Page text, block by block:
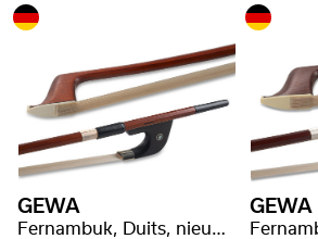
GEWA
Fernambuk, Duits, nieuwzilver met stempel
GEWA